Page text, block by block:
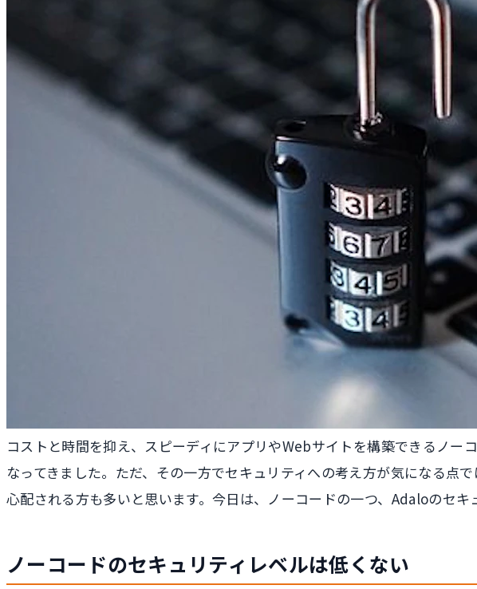
コストと時間を抑え、スピーディにアプリやWebサイトを構築できるノ
なってきました。ただ、その一方でセキュリティへの考え方が気になる点
心配される方も多いと思います。今日は、ノーコードの一つ、Adaloのセキ
ノーコードのセキュリティレベルは低くない